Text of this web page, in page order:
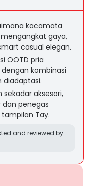
kacamata
gaya,
casual elegan.
OOTD pria
kombinasi
aksesori,
penegas
Tay.
and reviewed by